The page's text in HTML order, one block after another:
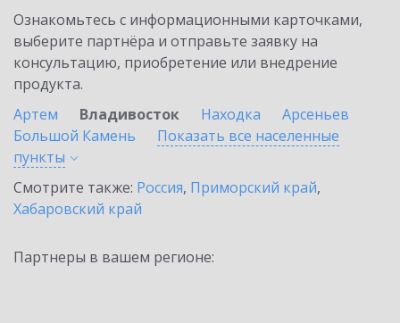
Ознакомьтесь с информационными карточками,
выберите партнёра и отправьте заявку на
консультацию, приобретение или внедрение
продукта.
Артем
Владивосток Находка
Арсеньев
Большой Камень
Показать все населенные
пункты
Смотрите также: Россия, Приморский край,
Хабаровский край
Партнеры в вашем регионе: